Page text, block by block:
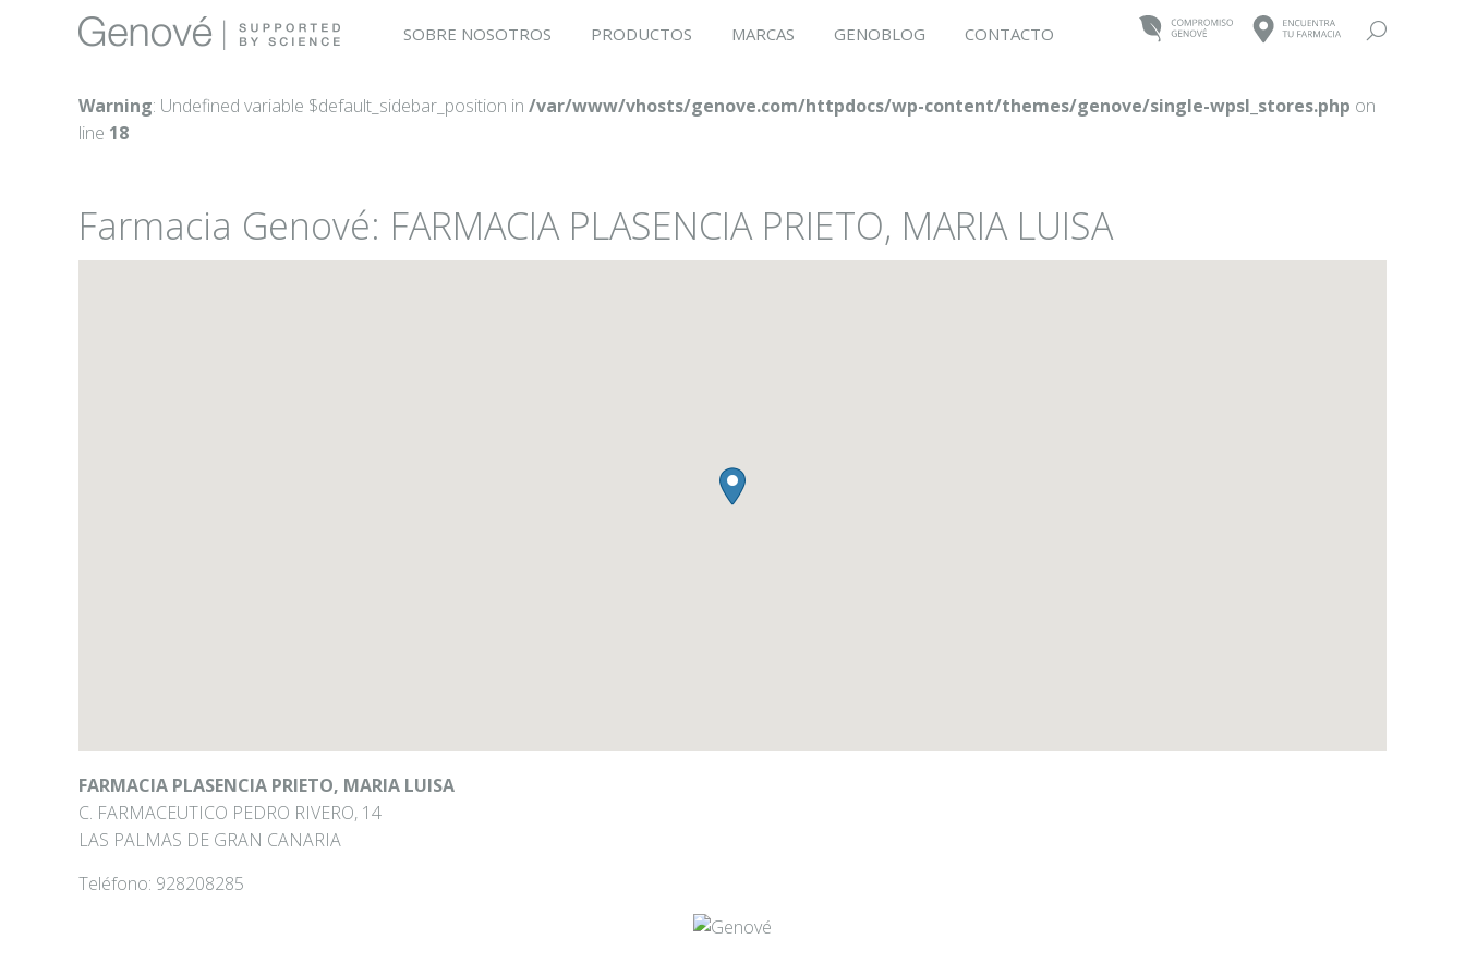
SOBRE NOSOTROS PRODUCTOS MARCAS GENOBLOG CONTACTO Buscar:
Warning: Undefined variable $default_sidebar_position in /var/www/vhosts/genove.com/httpdocs/wp-content/themes/genove/single-wpsl_stores.php on
line 18
Farmacia Genové: FARMACIA PLASENCIA PRIETO, MARIA LUISA
FARMACIA PLASENCIA PRIETO, MARIA LUISA
C. FARMACEUTICO PEDRO RIVERO, 14
LAS PALMAS DE GRAN CANARIA
Teléfono: 928208285